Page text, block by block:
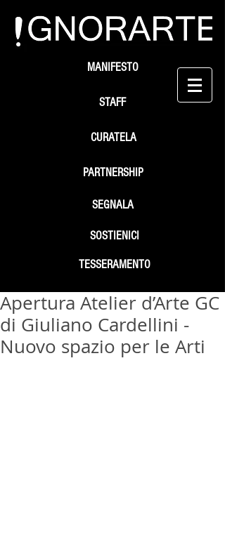
STAFF
SEGNALA
SOSTIENICI
MANIFESTO
PARTNERSHIP
TESSERAMENTO
CURATELA
Apertura Atelier d’Arte GC
di Giuliano Cardellini -
Nuovo spazio per le Arti